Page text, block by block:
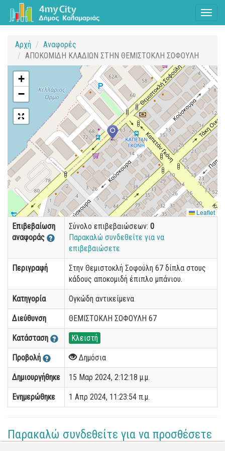
Αρχή
Αναφορές
ΑΠΟΚΟΜΙΔΗ ΚΛΑΔΙΩΝ ΣΤΗΝ ΘΕΜΙΣΤΟΚΛΗ ΣΟΦΟΥΛΗ
+
−
Leaflet
Επιβεβαίωση
αναφοράς
Σύνολο επιβεβαιώσεων: 0
Παρακαλώ συνδεθείτε για να
επιβεβαιώσετε
Περιγραφή
Στην Θεμιστοκλή Σοφούλη 67 δίπλα στους
κάδους αποκομιδή έπιπλο μπάνιου.
Κατηγορία Ογκώδη αντικείμενα
Διεύθυνση ΘΕΜΙΣΤΟΚΛΗ ΣΟΦΟΥΛΗ 67
Κατάσταση Κλειστή
Προβολή Δημόσια
Δημιουργήθηκε 15 Μαρ 2024, 2:12:18 μ.μ.
Ενημερώθηκε 1 Απρ 2024, 11:23:54 π.μ.
Παρακαλώ συνδεθείτε για να προσθέσετε